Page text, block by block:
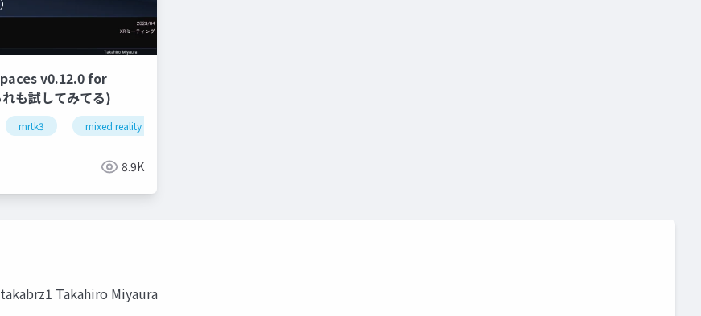
xr unity
v0.12.0 for
も試してみてる)
mrtk3 mixed reality
8.9K
Takahiro Miyaura